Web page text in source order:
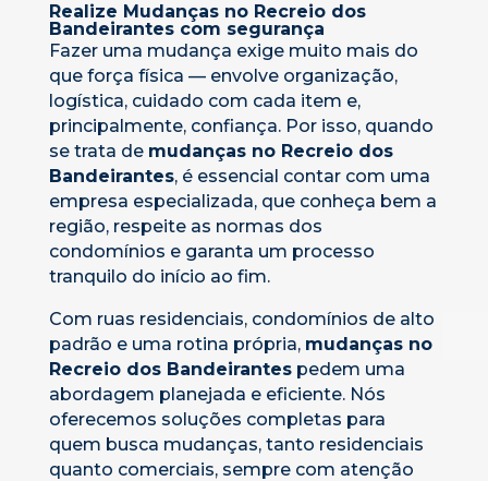
Realize Mudanças no Recreio dos
Bandeirantes com segurança
Fazer uma mudança exige muito mais do
que força física — envolve organização,
logística, cuidado com cada item e,
principalmente, confiança. Por isso, quando
se trata de mudanças no Recreio dos
Bandeirantes, é essencial contar com uma
empresa especializada, que conheça bem a
região, respeite as normas dos
condomínios e garanta um processo
tranquilo do início ao fim.
Com ruas residenciais, condomínios de alto
padrão e uma rotina própria, mudanças no
Recreio dos Bandeirantespedem uma
abordagem planejada e eficiente. Nós
oferecemos soluções completas para
quem busca mudanças, tanto residenciais
quanto comerciais, sempre com atenção